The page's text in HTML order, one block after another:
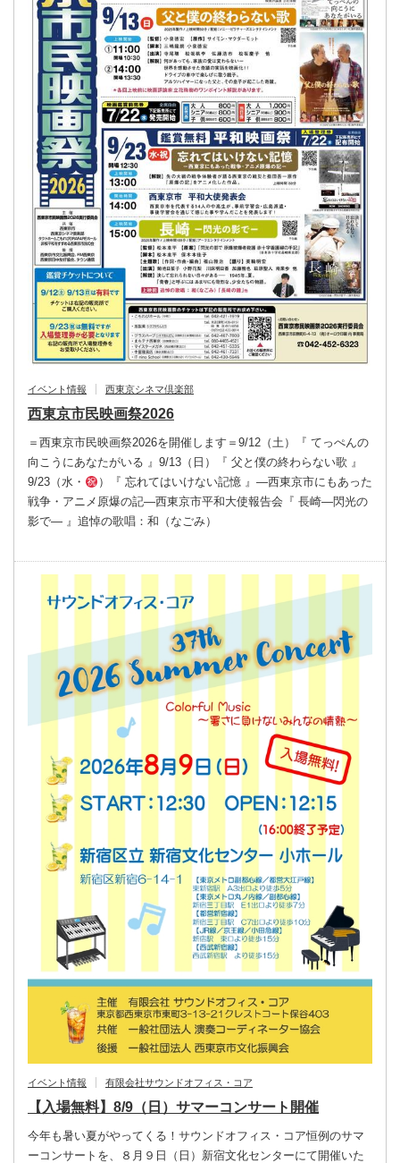
イベント情報 西東京シネマ倶楽部
西東京市民映画祭2026
＝西東京市民映画祭2026を開催します＝9/12（土）『 てっぺんの
向こうにあなたがいる 』9/13（日）『 父と僕の終わらない歌 』
9/23（水・
）『 忘れてはいけない記憶 』―西東京市にもあった
戦争・アニメ原爆の記―西東京市平和大使報告会『 長崎―閃光の
影で― 』追悼の歌唱：和（なごみ）
イベント情報 有限会社サウンドオフィス・コア
【入場無料】8/9（日）サマーコンサート開催
今年も暑い夏がやってくる！サウンドオフィス・コア恒例のサマ
ーコンサートを、８月９日（日）新宿文化センターにて開催いた